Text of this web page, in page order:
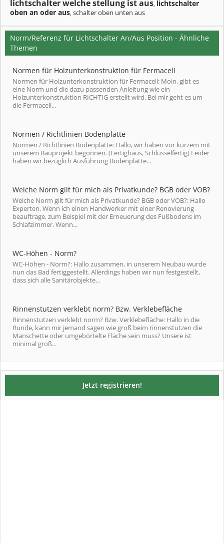
lichtschalter welche stellung ist aus lichtschalter
oben an oder aus schalter oben unten aus
Norm/Referenz für Lichtschalter An/Aus Position - Ähnliche
Themen
Normen für Holzunterkonstruktion für Fermacell
Normen für Holzunterkonstruktion für Fermacell: Moin, gibt es
eine Norm und die dazu passenden Anleitung wie ein
Holzunterkonstruktion RICHTIG erstellt wird. Bei mir geht es um
die Fermacell...
Normen / Richtlinien Bodenplatte
Normen / Richtlinien Bodenplatte: Hallo, wir haben vor kurzem mit
unserem Bauprojekt begonnen. (Fertighaus, Schlüsselfertig) Leider
haben wir bezüglich Ausführung Bodenplatte...
Welche Norm gilt für mich als Privatkunde? BGB oder VOB?
Welche Norm gilt für mich als Privatkunde? BGB oder VOB?: Hallo
Experten, Wenn ich einen Handwerker mit einer Renovierung
beauftrage, zum Beispiel mit der Erneuerung des Fußbodens im
Schlafzimmer. Wenn...
WC-Höhen - Norm?
WC-Höhen - Norm?: Hallo zusammen, in unserem Neubau wurde
nun das Bad fertiggestellt. Allerdings haben wir nun festgestellt,
dass sich alle Sanitärobjekte...
Rinnenstutzen verklebt norm? Bzw. Verklebefläche
Rinnenstutzen verklebt norm? Bzw. Verklebefläche: Hallo in die
Runde, kann mir jemand sagen wie groß beim rinnenstutzen die
Manschette oder umgebörtelte Fläche sein muss? Unsere ist
minimal groß...
Jetzt registrieren!